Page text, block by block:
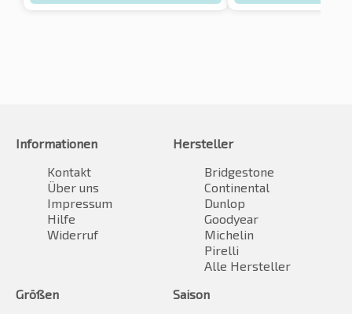
Informationen
Kontakt
Über uns
Impressum
Hilfe
Widerruf
Hersteller
Bridgestone
Continental
Dunlop
Goodyear
Michelin
Pirelli
Alle Hersteller
Größen
Saison